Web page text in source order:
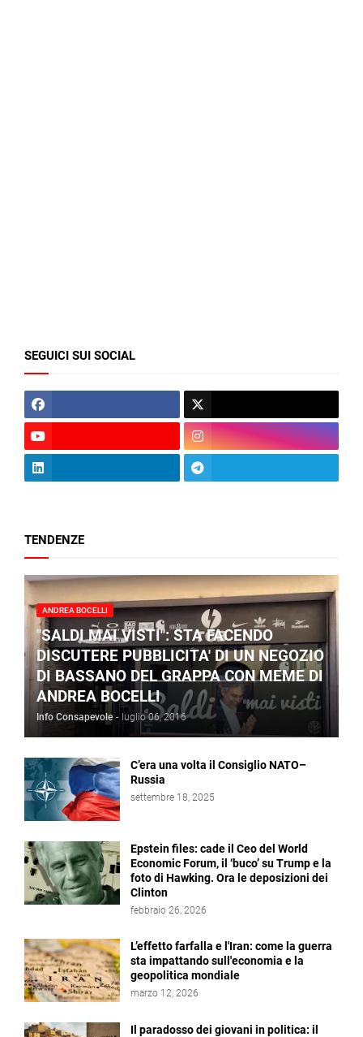
SEGUICI SUI SOCIAL
TENDENZE
ANDREA BOCELLI
"SALDI MAI VISTI": STA FACENDO
DISCUTERE PUBBLICITA' DI UN NEGOZIO
DI BASSANO DEL GRAPPA CON MEME DI
ANDREA BOCELLI
Info Consapevole - luglio 06, 2016
C’era una volta il Consiglio NATO–
Russia
settembre 18, 2025
Epstein files: cade il Ceo del World
Economic Forum, il ‘buco’ su Trump e la
foto di Hawking. Ora le deposizioni dei
Clinton
febbraio 26, 2026
L’effetto farfalla e l'Iran: come la guerra
sta impattando sull'economia e la
geopolitica mondiale
marzo 12, 2026
Il paradosso dei giovani in politica: il